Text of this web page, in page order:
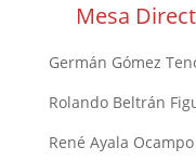
Mesa
Germán
Rolando Beltrán
René Ayala